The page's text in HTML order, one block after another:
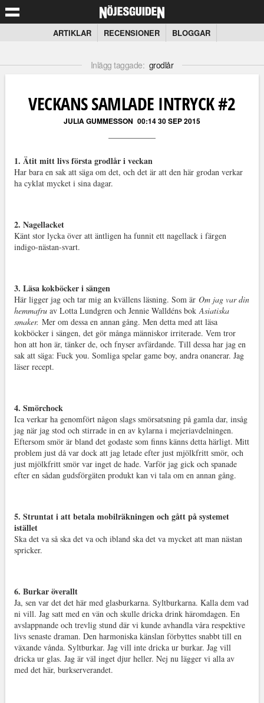
ARTIKLAR RECENSIONER BLOGGAR
Inlägg taggade: grodlår
VECKANS SAMLADE INTRYCK #2
JULIA GUMMESSON 00:14 30 SEP 2015
1. Ätit mitt livs första grodlår i veckan
Har bara en sak att säga om det, och det är att den här grodan verkar
ha cyklat mycket i sina dagar.
2. Nagellacket
Känt stor lycka över att äntligen ha funnit ett nagellack i färgen
indigo-nästan-svart.
3. Läsa kokböcker i sängen
Här ligger jag och tar mig an kvällens läsning. Som är Om jag var din
hemmafruav Lotta Lundgren och Jennie Walldéns bokAsiatiska
smaker. Mer om dessa en annan gång. Men detta med att läsa
kokböcker i sängen, det gör många människor irriterade. Vem tror
hon att hon är, tänker de, och fnyser avfärdande. Till dessa har jag en
sak att säga: Fuck you. Somliga spelar game boy, andra onanerar. Jag
läser recept.
4. Smörchock
Ica verkar ha genomfört någon slags smörsatsning på gamla dar, insåg
jag när jag stod och stirrade in en av kylarna i mejeriavdelningen.
Eftersom smör är bland det godaste som finns känns detta härligt. Mitt
problem just då var dock att jag letade efter just mjölkfritt smör, och
just mjölkfritt smör var inget de hade. Varför jag gick och spanade
efter en sådan gudsförgäten produkt kan vi tala om en annan gång.
5. Struntat i att betala mobilräkningen och gått på systemet
istället
Ska det va så ska det va och ibland ska det va mycket att man nästan
spricker.
6. Burkar överallt
Ja, sen var det det här med glasburkarna. Syltburkarna. Kalla dem vad
ni vill. Jag satt med en vän och skulle dricka drink häromdagen. En
avslappnande och trevlig stund där vi kunde avhandla våra respektive
livs senaste draman. Den harmoniska känslan förbyttes snabbt till en
växande vånda. Syltburkar. Jag vill inte dricka ur burkar. Jag vill
dricka ur glas. Jag är väl inget djur heller. Nej nu lägger vi alla av
med det här, burkserverandet.